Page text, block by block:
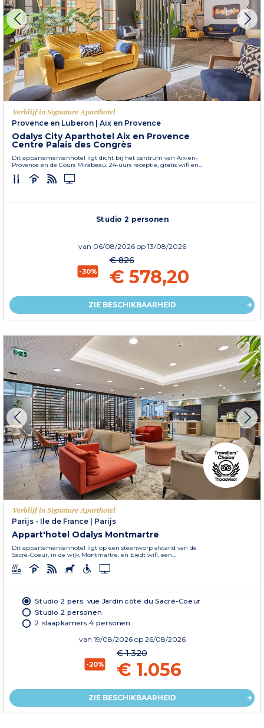
Verblijf in Signature Aparthotel
Provence en Luberon | Aix en Provence
Odalys City Aparthotel Aix en Provence
Centre Palais des Congrès
Dit appartementenhotel ligt dicht bij het centrum van Aix-en-
Provence en de Cours Mirabeau. 24-uurs receptie, gratis wifi en...
Studio 2 personen
van 06/08/2026 op 13/08/2026
-30%
€ 826
€ 578,20
ZIE BESCHIKBAARHEID
Verblijf in Signature Aparthotel
Parijs - Ile de France | Parijs
Appart'hotel Odalys Montmartre
Dit appartementenhotel ligt op een steenworp afstand van de
Sacré-Coeur, in de wijk Montmartre, en biedt wifi, een...
Studio 2 pers. vue Jardin côté du Sacré-Coeur
Studio 2 personen
2 slaapkamers 4 personen
van 19/08/2026 op 26/08/2026
-20%
€ 1.320
€ 1.056
ZIE BESCHIKBAARHEID